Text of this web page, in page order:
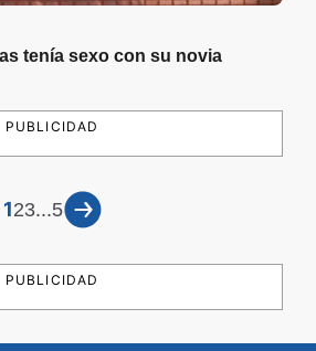
tenía sexo con su novia
PUBLICIDAD
123...5
PUBLICIDAD